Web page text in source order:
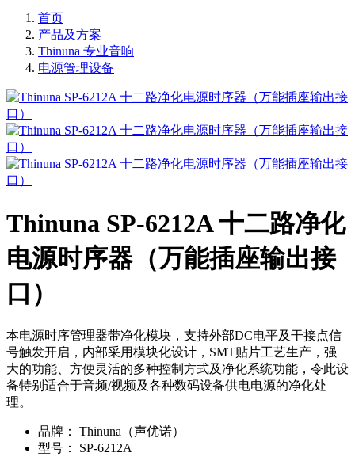
首页
产品及方案
Thinuna 专业音响
电源管理设备
Thinuna SP-6212A 十二路净化
电源时序器（万能插座输出接
口）
本电源时序管理器带净化模块，支持外部DC电平及干接点信
号触发开启，内部采用模块化设计，SMT贴片工艺生产，强
大的功能、方便灵活的多种控制方式及净化系统功能，令此设
备特别适合于音频/视频及各种数码设备供电电源的净化处
理。
品牌：
Thinuna（声优诺）
型号：
SP-6212A